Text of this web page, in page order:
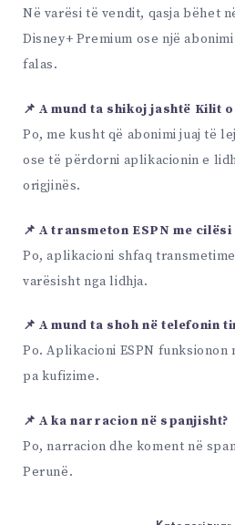
Në varësi të vendit, qasja bëhet
Disney+ Premium ose një
falas.
📌 A mund ta shikoj jashtë Kilit
Po, me kusht që abonimi juaj të
ose të përdorni aplikacionin e
origjinës.
📌 A transmeton ESPN me
Po, aplikacioni shfaq
varësisht nga lidhja.
📌 A mund ta shoh në telefonin
Po. Aplikacioni ESPN funksionon
pa kufizime.
📌 A ka narracion në spanjisht?
Po, narracion dhe koment në
Perunë.